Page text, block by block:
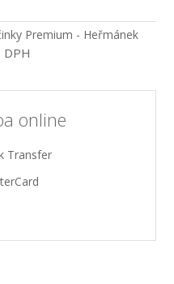
Premium - Heřmánek
DPH
online